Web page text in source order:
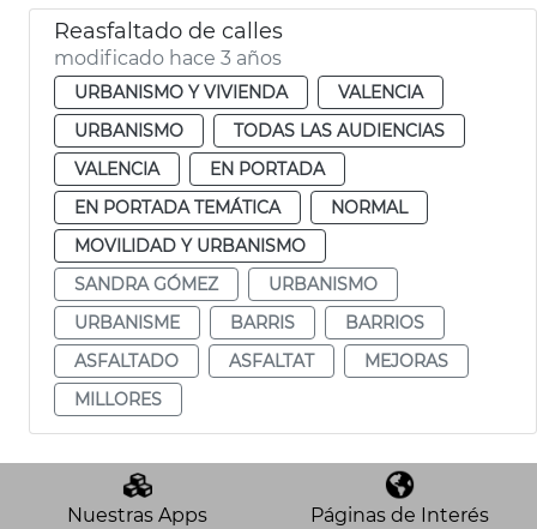
Reasfaltado de calles
modificado hace 3 años
URBANISMO Y VIVIENDA
VALENCIA
URBANISMO
TODAS LAS AUDIENCIAS
VALENCIA
EN PORTADA
EN PORTADA TEMÁTICA
NORMAL
MOVILIDAD Y URBANISMO
SANDRA GÓMEZ
URBANISMO
URBANISME
BARRIS
BARRIOS
ASFALTADO
ASFALTAT
MEJORAS
MILLORES
Nuestras Apps Páginas de Interés